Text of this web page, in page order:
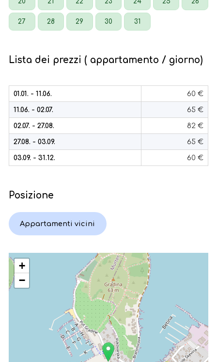
27 28 29 30 31
Lista dei prezzi ( appartamento / giorno)
01.01. - 11.06. 60 €
11.06. - 02.07. 65 €
02.07. - 27.08. 82 €
27.08. - 03.09. 65 €
03.09. - 31.12. 60 €
Posizione
Appartamenti vicini
+
−